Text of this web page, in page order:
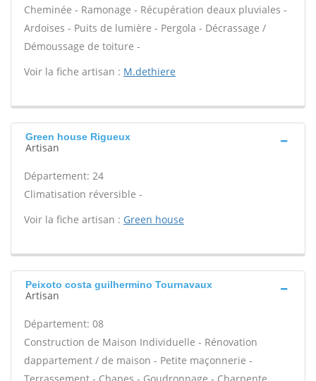
Cheminée - Ramonage - Récupération deaux pluviales -
Ardoises - Puits de lumière - Pergola - Décrassage /
Démoussage de toiture -
Voir la fiche artisan : M.dethiere
Green house Rigueux
Artisan
Département: 24
Climatisation réversible -
Voir la fiche artisan : Green house
Peixoto costa guilhermino Tournavaux
Artisan
Département: 08
Construction de Maison Individuelle - Rénovation
dappartement / de maison - Petite maçonnerie -